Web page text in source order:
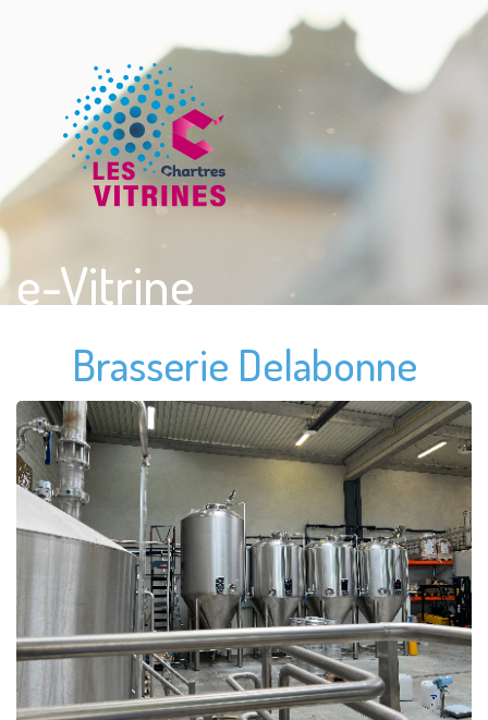
e-Vitrine
Brasserie Delabonne